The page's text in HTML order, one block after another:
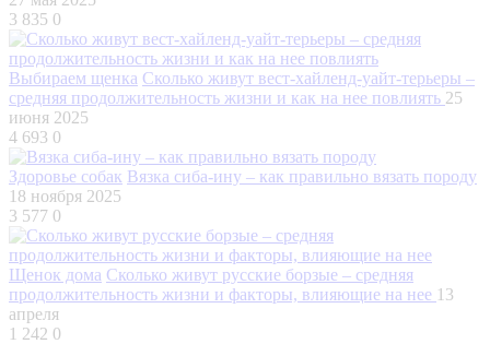
3 835 0
Выбираем щенка Сколько живут вест-хайленд-уайт-терьеры –
средняя продолжительность жизни и как на нее повлиять 25
июня 2025
4 693 0
Здоровье собак Вязка сиба-ину – как правильно вязать породу
18 ноября 2025
3 577 0
Щенок дома Сколько живут русские борзые – средняя
продолжительность жизни и факторы, влияющие на нее 13
апреля
1 242 0